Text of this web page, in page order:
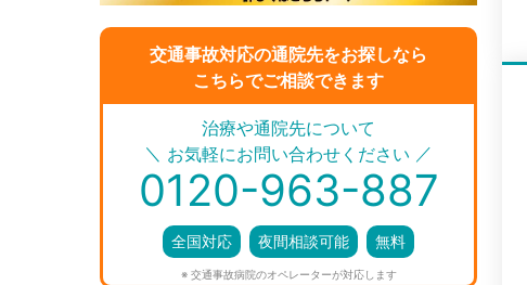
交通事故対応の通院先をお探しなら
こちらでご相談できます
＼ ／
治療や通院先について
お気軽にお問い合わせください
0120-963-887
全国対応 夜間相談可能 無料
※ 交通事故病院のオペレーターが対応します